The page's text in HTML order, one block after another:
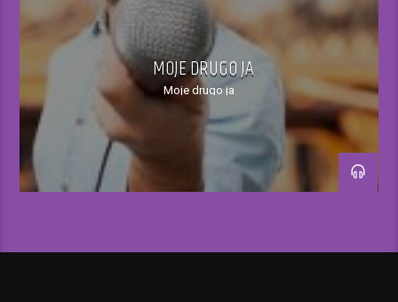
direktan telefonski kontakt
21.00-22.00h
Ispunjavanje muzičkih želja slušatelja
putem viber/sms broja
MOJE DRUGO JA
Moje drugo ja